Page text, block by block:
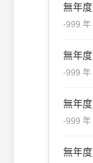
無年
-999 年
無年
-999 年
無年
-999 年
無年